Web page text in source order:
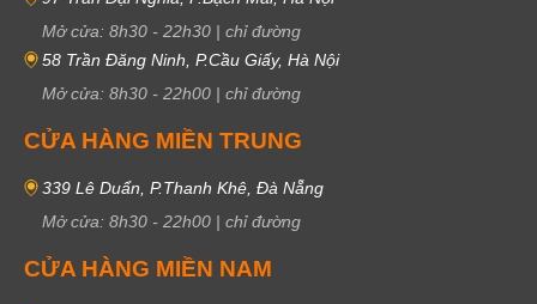
Mở cửa: 8h30 - 22h30 | chỉ đường
58 Trần Đăng Ninh, P.Cầu Giấy, Hà Nội
Mở cửa: 8h30 - 22h00 | chỉ đường
CỬA HÀNG MIỀN TRUNG
339 Lê Duẩn, P.Thanh Khê, Đà Nẵng
Mở cửa: 8h30 - 22h00 | chỉ đường
CỬA HÀNG MIỀN NAM